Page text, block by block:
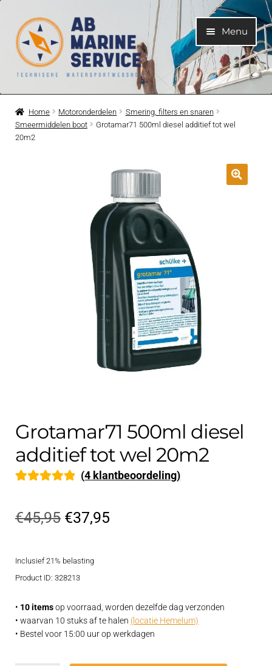
Ga
door
naar
navigatie
Ga
naar
de
inhoud
Menu
Home
Motoren
Submenu
Submenu
Koelwatersysteem
Home Motoronderdelen
Smering, filters en snaren
Smeermiddelen boot
Grotamar71 500ml diesel additief tot wel
20m2
Grotamar71 500ml diesel
additief tot wel 20m2
gebaseerd op
ling
(4 klantbeoordeling)
€45,95 Oorspronkelijke
was:
€37,95Huidige
Inclusief 21% belasting
Product ID: 328213
• 10 itemsop voorraad, worden dezelfde dag verzonden
• waarvan 10 stuks af te halen (locatie Hemelum)
• Bestel voor 15:00 uur op werkdagen